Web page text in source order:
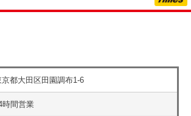
京都大田区田園調布1-6
時間営業